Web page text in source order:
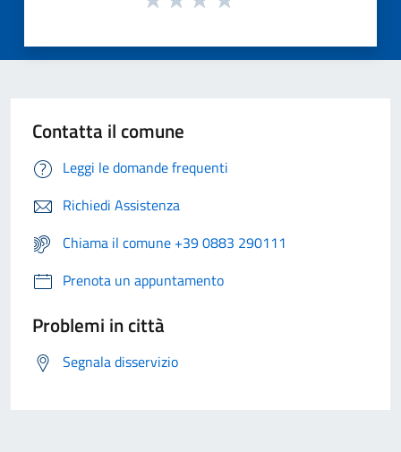
Contatta il comune
Leggi le domande frequenti
Richiedi Assistenza
Chiama il comune +39 0883 290111
Prenota un appuntamento
Problemi in città
Segnala disservizio